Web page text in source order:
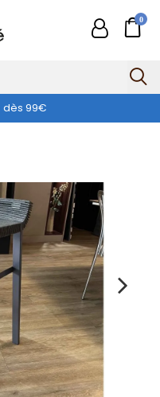
0
dès 99€